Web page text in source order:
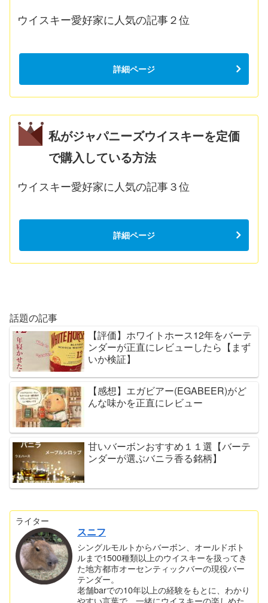
ウイスキー愛好家に人気の記事２位
詳細ページ
私がジャパニーズウイスキーを定価
で購入している方法
ウイスキー愛好家に人気の記事３位
詳細ページ
話題の記事
【評価】ホワイトホース12年をバーテ
ンダーが正直にレビューしたら【まず
いか検証】
【感想】エガビアー(EGABEER)がど
んな味かを正直にレビュー
甘いバーボンおすすめ１１選【バーテ
ンダーが選ぶバニラ香る銘柄】
ライター
スニフ
シングルモルトからバーボン、オールドボト
ルまで1500種類以上のウイスキーを扱ってき
た地方都市オーセンティックバーの現役バー
テンダー。
老舗barでの10年以上の経験をもとに、わかり
やすい言葉で、一緒にウイスキーの楽しめた